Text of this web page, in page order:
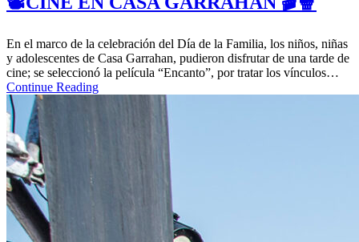
En el marco de la celebración del Día de la Familia, los niños, niñas
y adolescentes de Casa Garrahan, pudieron disfrutar de una tarde de
cine; se seleccionó la película “Encanto”, por tratar los vínculos…
Continue Reading